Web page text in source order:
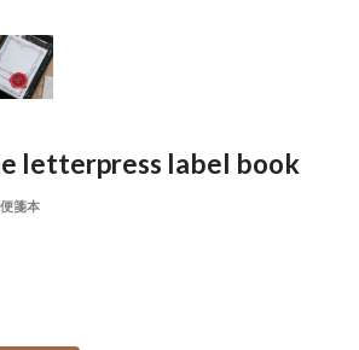
letterpress label book
箋本